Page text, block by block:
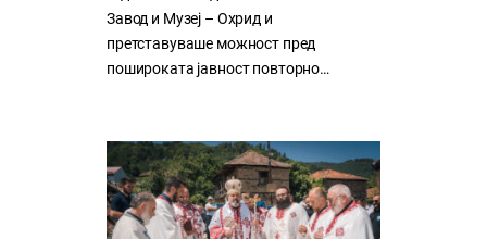
Завод и Музеј – Охрид и
претставуваше можност пред
пошироката јавност повторно…